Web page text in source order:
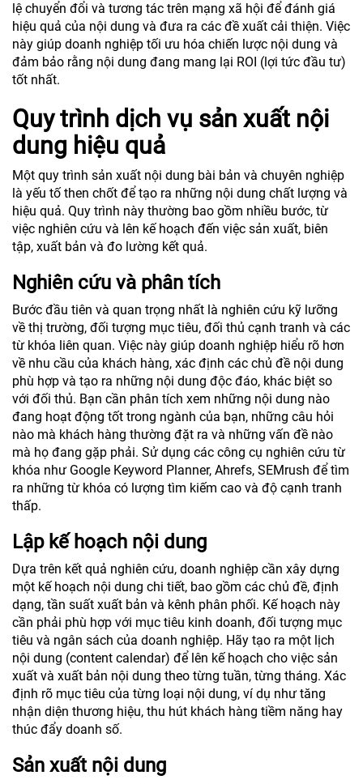
lệ chuyển đổi và tương tác trên mạng xã hội để đánh giá
hiệu quả của nội dung và đưa ra các đề xuất cải thiện. Việc
này giúp doanh nghiệp tối ưu hóa chiến lược nội dung và
đảm bảo rằng nội dung đang mang lại ROI (lợi tức đầu tư)
tốt nhất.
Quy trình dịch vụ sản xuất nội
dung hiệu quả
Một quy trình sản xuất nội dung bài bản và chuyên nghiệp
là yếu tố then chốt để tạo ra những nội dung chất lượng và
hiệu quả. Quy trình này thường bao gồm nhiều bước, từ
việc nghiên cứu và lên kế hoạch đến việc sản xuất, biên
tập, xuất bản và đo lường kết quả.
Nghiên cứu và phân tích
Bước đầu tiên và quan trọng nhất là nghiên cứu kỹ lưỡng
về thị trường, đối tượng mục tiêu, đối thủ cạnh tranh và các
từ khóa liên quan. Việc này giúp doanh nghiệp hiểu rõ hơn
về nhu cầu của khách hàng, xác định các chủ đề nội dung
phù hợp và tạo ra những nội dung độc đáo, khác biệt so
với đối thủ. Bạn cần phân tích xem những nội dung nào
đang hoạt động tốt trong ngành của bạn, những câu hỏi
nào mà khách hàng thường đặt ra và những vấn đề nào
mà họ đang gặp phải. Sử dụng các công cụ nghiên cứu từ
khóa như Google Keyword Planner, Ahrefs, SEMrush để tìm
ra những từ khóa có lượng tìm kiếm cao và độ cạnh tranh
thấp.
Lập kế hoạch nội dung
Dựa trên kết quả nghiên cứu, doanh nghiệp cần xây dựng
một kế hoạch nội dung chi tiết, bao gồm các chủ đề, định
dạng, tần suất xuất bản và kênh phân phối. Kế hoạch này
cần phải phù hợp với mục tiêu kinh doanh, đối tượng mục
tiêu và ngân sách của doanh nghiệp. Hãy tạo ra một lịch
nội dung (content calendar) để lên kế hoạch cho việc sản
xuất và xuất bản nội dung theo từng tuần, từng tháng. Xác
định rõ mục tiêu của từng loại nội dung, ví dụ như tăng
nhận diện thương hiệu, thu hút khách hàng tiềm năng hay
thúc đẩy doanh số.
Sản xuất nội dung